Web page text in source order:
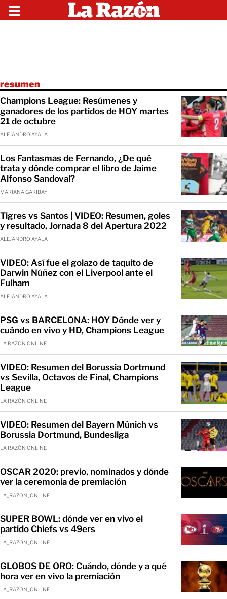
resumen
Champions League: Resúmenes y
ganadores de los partidos de HOY martes
21 de octubre
ALEJANDRO AYALA
Los Fantasmas de Fernando, ¿De qué
trata y dónde comprar el libro de Jaime
Alfonso Sandoval?
MARIANA GARIBAY
Tigres vs Santos | VIDEO: Resumen, goles
y resultado, Jornada 8 del Apertura 2022
ALEJANDRO AYALA
VIDEO: Así fue el golazo de taquito de
Darwin Núñez con el Liverpool ante el
Fulham
ALEJANDRO AYALA
PSG vs BARCELONA: HOY Dónde ver y
cuándo en vivo y HD, Champions League
LA RAZÓN ONLINE
VIDEO: Resumen del Borussia Dortmund
vs Sevilla, Octavos de Final, Champions
League
LA RAZÓN ONLINE
VIDEO: Resumen del Bayern Múnich vs
Borussia Dortmund, Bundesliga
LA RAZÓN ONLINE
OSCAR 2020: previo, nominados y dónde
ver la ceremonia de premiación
LA_RAZON_ONLINE
SUPER BOWL: dónde ver en vivo el
partido Chiefs vs 49ers
LA_RAZON_ONLINE
GLOBOS DE ORO: Cuándo, dónde y a qué
hora ver en vivo la premiación
LA_RAZON_ONLINE